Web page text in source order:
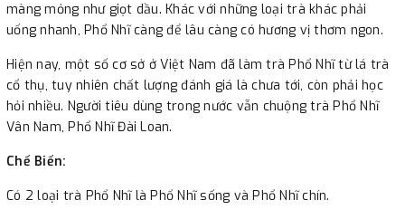
màng mỏng như giọt dầu. Khác với những loại trà khác phải
uống nhanh, Phổ Nhĩ càng để lâu càng có hương vị thơm ngon.
Hiện nay, một số cơ sở ở Việt Nam đã làm trà Phổ Nhĩ từ lá trà
cổ thụ, tuy nhiên chất lượng đánh giá là chưa tới, còn phải học
hỏi nhiều. Người tiêu dùng trong nước vẫn chuộng trà Phổ Nhĩ
Vân Nam, Phổ Nhĩ Đài Loan.
Chế Biến:
Có 2 loại trà Phổ Nhĩ là Phổ Nhĩ sống và Phổ Nhĩ chín.